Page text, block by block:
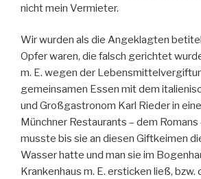
nicht mein Vermieter.
Wir wurden als die Angeklagten
Opfer waren, die falsch gerichtet
m. E. wegen der
gemeinsamen Essen mit dem
und Großgastronom Karl Rieder in
Münchner Restaurants – dem
musste bis sie an diesen Giftkeimen
Wasser hatte und man sie im
Krankenhaus m. E. ersticken ließ, bzw.